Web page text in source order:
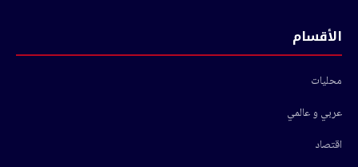
الأقسام
محليات
عربي و عالمي
اقتصاد